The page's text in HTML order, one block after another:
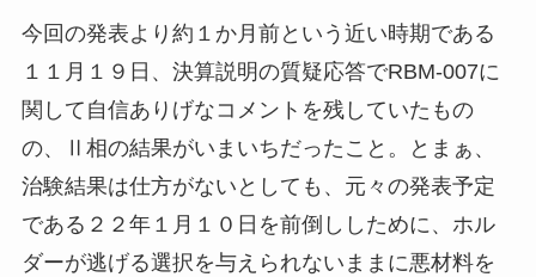
今回の発表より約１か月前という近い時期である
１１月１９日、決算説明の質疑応答でRBM-007に
関して自信ありげなコメントを残していたもの
の、Ⅱ相の結果がいまいちだったこと。とまぁ、
治験結果は仕方がないとしても、元々の発表予定
である２２年１月１０日を前倒ししために、ホル
ダーが逃げる選択を与えられないままに悪材料を